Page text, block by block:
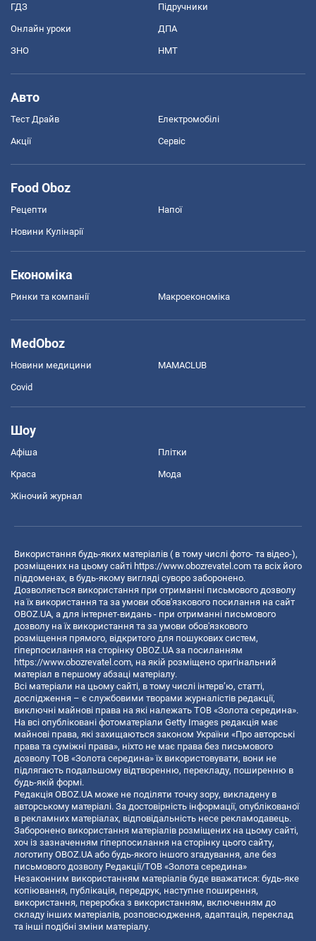
ГДЗ Підручники
Онлайн уроки ДПА
ЗНО НМТ
Авто
Тест Драйв Електромобілі
Акції Сервіс
Food Oboz
Рецепти Напої
Новини Кулінарії
Економіка
Ринки та компанії Макроекономіка
MedOboz
Новини медицини MAMACLUB
Covid
Шоу
Афіша Плітки
Краса Мода
Жіночий журнал
Використання будь-яких матеріалів ( в тому числі фото- та відео-),
розміщених на цьому сайті https://www.obozrevatel.com та всіх його
піддоменах, в будь-якому вигляді суворо заборонено.
Дозволяється використання при отриманні письмового дозволу
на їх використання та за умови обов'язкового посилання на сайт
OBOZ.UA, а для інтернет-видань - при отриманні письмового
дозволу на їх використання та за умови обов'язкового
розміщення прямого, відкритого для пошукових систем,
гіперпосилання на сторінку OBOZ.UA за посиланням
https://www.obozrevatel.com, на якій розміщено оригінальний
матеріал в першому абзаці матеріалу.
Всі матеріали на цьому сайті, в тому числі інтерв’ю, статті,
дослідження – є службовими творами журналістів редакції,
виключні майнові права на які належать ТОВ «Золота середина».
На всі опубліковані фотоматеріали Getty Images редакція має
майнові права, які захищаються законом України «Про авторські
права та суміжні права», ніхто не має права без письмового
дозволу ТОВ «Золота середина» їх використовувати, вони не
підлягають подальшому відтворенню, перекладу, поширенню в
будь-якій формі.
Редакція OBOZ.UA може не поділяти точку зору, викладену в
авторському матеріалі. За достовірність інформації, опублікованої
в рекламних матеріалах, відповідальність несе рекламодавець.
Заборонено використання матеріалів розміщених на цьому сайті,
хоч із зазначенням гіперпосилання на сторінку цього сайту,
логотипу OBOZ.UA або будь-якого іншого згадування, але без
письмового дозволу Редакції/ТОВ «Золота середина»
Незаконним використанням матеріалів буде вважатися: будь-яке
копiювання, публiкацiя, передрук, наступне поширення,
використання, переробка з використанням, включенням до
складу інших матеріалів, розповсюдження, адаптація, переклад
та інші подібні зміни матеріалу.